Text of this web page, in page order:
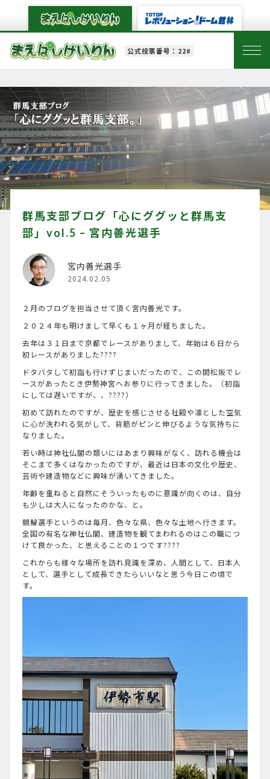
公式投票番号：22#
群馬支部ブログ「心にググッと群馬支
部」vol.5 – 宮内善光選手
宮内善光選手
2024.02.05
２月のブログを担当させて頂く宮内善光です。
２０２４年も明けまして早くも１ヶ月が経ちました。
去年は３１日まで京都でレースがありまして、年始は６日から
初レースがありました????
ドタバタして初詣も行けずじまいだったので、この間松阪でレ
ースがあったとき伊勢神宮へお参りに行ってきました。（初詣
にしては遅いですが、、????）
初めて訪れたのですが、歴史を感じさせる社殿や凛とした空気
に心が洗われる気がして、背筋がピンと伸びるような気持ちに
なりました。
若い時は神社仏閣の類いにはあまり興味がなく、訪れる機会は
そこまで多くはなかったのですが、最近は日本の文化や歴史、
芸術や建造物などに興味が湧いてきました。
年齢を重ねると自然にそういったものに意識が向くのは、自分
も少しは大人になったのかな、と。
競輪選手というのは毎月、色々な県、色々な土地へ行きます。
全国の有名な神社仏閣、建造物を観てまわれるのはこの職につ
けて良かった、と思えることの１つです????
これからも様々な場所を訪れ見識を深め、人間として、日本人
として、選手として成長できたらいいなと思う今日この頃で
す。